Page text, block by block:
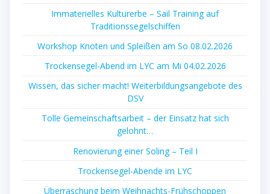
Immaterielles Kulturerbe – Sail Training auf
Traditionssegelschiffen
Workshop Knoten und Spleißen am So 08.02.2026
Trockensegel-Abend im LYC am Mi 04.02.2026
Wissen, das sicher macht! Weiterbildungsangebote des
DSV
Tolle Gemeinschaftsarbeit – der Einsatz hat sich
gelohnt…
Renovierung einer Soling – Teil I
Trockensegel-Abende im LYC
Überraschung beim Weihnachts-Frühschoppen